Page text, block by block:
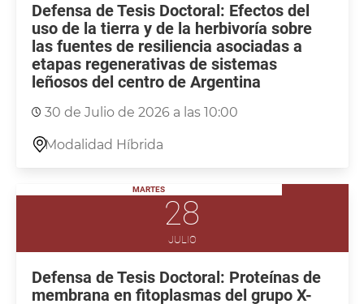
Defensa de Tesis Doctoral: Efectos del
uso de la tierra y de la herbivoría sobre
las fuentes de resiliencia asociadas a
etapas regenerativas de sistemas
leñosos del centro de Argentina
30 de Julio de 2026 a las 10:00
Modalidad Híbrida
MARTES
28
JULIO
Defensa de Tesis Doctoral: Proteínas de
membrana en fitoplasmas del grupo X-